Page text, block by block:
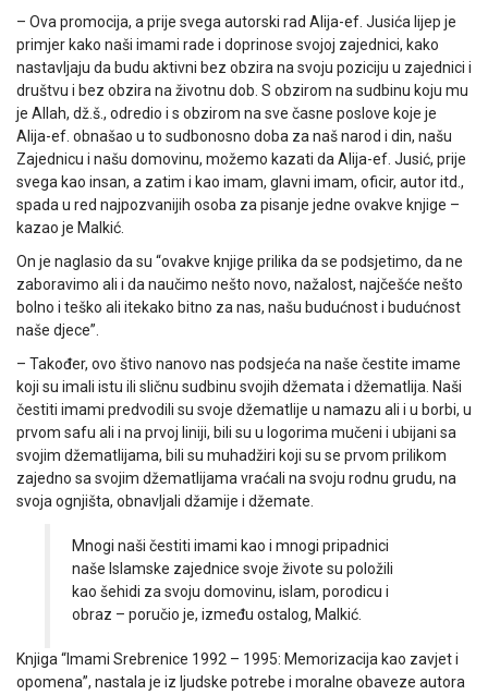
– Ova promocija, a prije svega autorski rad Alija-ef. Jusića lijep je
primjer kako naši imami rade i doprinose svojoj zajednici, kako
nastavljaju da budu aktivni bez obzira na svoju poziciju u zajednici i
društvu i bez obzira na životnu dob. S obzirom na sudbinu koju mu
je Allah, dž.š., odredio i s obzirom na sve časne poslove koje je
Alija-ef. obnašao u to sudbonosno doba za naš narod i din, našu
Zajednicu i našu domovinu, možemo kazati da Alija-ef. Jusić, prije
svega kao insan, a zatim i kao imam, glavni imam, oficir, autor itd.,
spada u red najpozvanijih osoba za pisanje jedne ovakve knjige –
kazao je Malkić.
On je naglasio da su “ovakve knjige prilika da se podsjetimo, da ne
zaboravimo ali i da naučimo nešto novo, nažalost, najčešće nešto
bolno i teško ali itekako bitno za nas, našu budućnost i budućnost
naše djece”.
– Također, ovo štivo nanovo nas podsjeća na naše čestite imame
koji su imali istu ili sličnu sudbinu svojih džemata i džematlija. Naši
čestiti imami predvodili su svoje džematlije u namazu ali i u borbi, u
prvom safu ali i na prvoj liniji, bili su u logorima mučeni i ubijani sa
svojim džematlijama, bili su muhadžiri koji su se prvom prilikom
zajedno sa svojim džematlijama vraćali na svoju rodnu grudu, na
svoja ognjišta, obnavljali džamije i džemate.
Mnogi naši čestiti imami kao i mnogi pripadnici
naše Islamske zajednice svoje živote su položili
kao šehidi za svoju domovinu, islam, porodicu i
obraz – poručio je, između ostalog, Malkić.
Knjiga “Imami Srebrenice 1992 – 1995: Memorizacija kao zavjet i
opomena”, nastala je iz ljudske potrebe i moralne obaveze autora